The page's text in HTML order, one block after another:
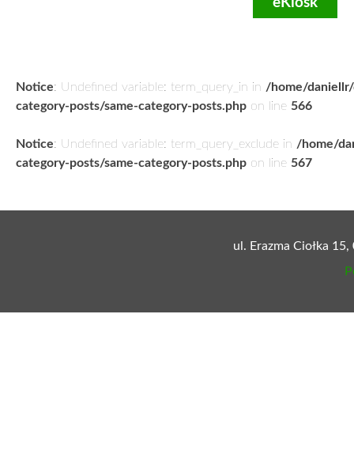
eKiosk
Notice: Undefined variable: term_query_in in /home/
category-posts/same-category-posts.php on line 566
Notice: Undefined variable: term_query_exclude in /home/
category-posts/same-category-posts.php on line 567
ul. Erazma Ciołka